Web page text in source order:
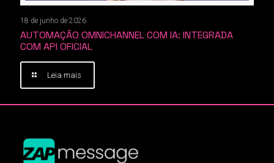
18 de junho de 2026
AUTOMAÇÃO OMNICHANNEL COM IA: INTEGRADA
COM API OFICIAL
Leia mais